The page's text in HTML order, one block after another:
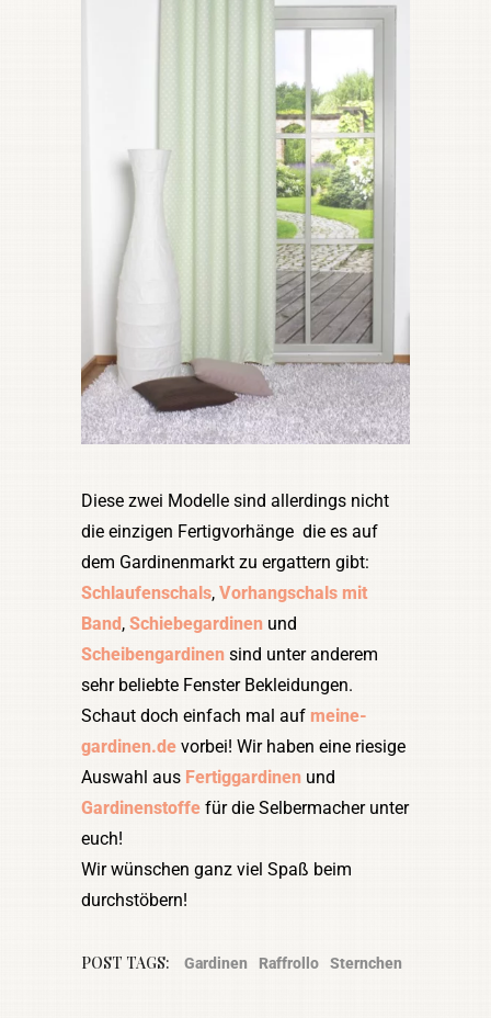
Diese zwei Modelle sind allerdings nicht
die einzigen Fertigvorhänge die es auf
dem Gardinenmarkt zu ergattern gibt:
Schlaufenschals, Vorhangschals mit
Band, Schiebegardinen und
Scheibengardinen sind unter anderem
sehr beliebte Fenster Bekleidungen.
Schaut doch einfach mal auf meine-
gardinen.de vorbei! Wir haben eine riesige
Auswahl aus Fertiggardinen und
Gardinenstoffe für die Selbermacher unter
euch!
Wir wünschen ganz viel Spaß beim
durchstöbern!
POST TAGS: Gardinen Raffrollo Sternchen